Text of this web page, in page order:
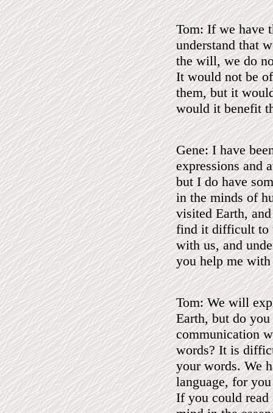
Tom: If we have
understand that
the will, we do
It would not be
them, but it
would it benefit
Gene: I have
expressions and
but I do have
in the minds of
visited Earth,
find it difficult to
with us, and
you help me
Tom: We will
Earth, but do
communication
words? It is
your words. We
language, for
If you could